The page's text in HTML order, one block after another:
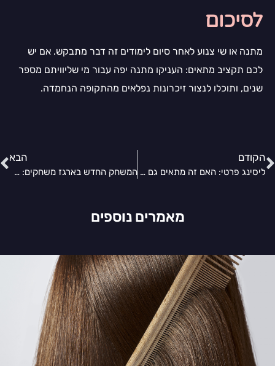
לסיכום
מתנה או שי צנוע לאחר סיום לימודים זה דבר מתבקש. אם יש
לכם תקציב מתאים: העניקו מתנה יפה עבור מי שליוויתם מספר
שנים, ותוכלו לנצור זיכרונות נפלאים מהתקופה הנחמדה.
הקודם
ליסינג פרטי: האם זה מתאים גם לאנשי עסקים?
הבא
המשחק החדש בארגז משחקים: מה זה דאפו מנדלה סטאר?
מאמרים נוספים